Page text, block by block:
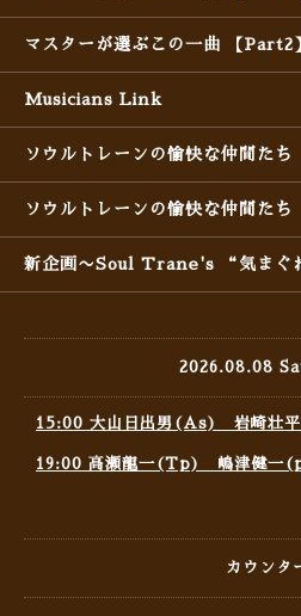
マスターが選ぶこの一曲 【Part2
Musicians Link
ソウルトレーンの愉快な仲間たち
ソウルトレーンの愉快な仲間たち
新企画〜Soul Trane's “気まぐ
2026.08.08
15:00 大山日出男(As) 岩崎
19:00 高瀬龍一(Tp) 嶋津健一
カウンタ